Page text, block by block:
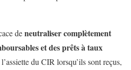
deneutraliser complètement
et des prêts à taux
du CIR lorsqu’ils sont reçus,